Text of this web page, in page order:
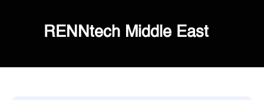
RENNtech Middle East